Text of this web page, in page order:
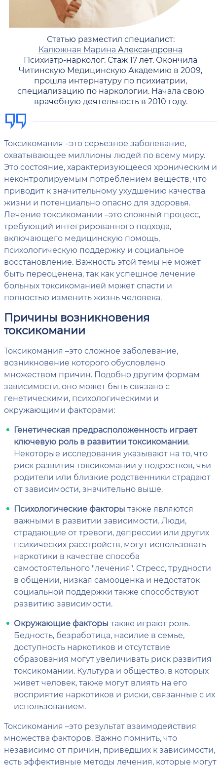
Статью разместил специалист:
Калюжная Марина Александровна
Психиатр-нарколог. Стаж 17 лет. Окончила
Читинскую Медицинскую Академию в 2009,
прошла интернатуру по психиатрии,
специализацию по наркологии. Начала свою
врачебную деятельность в 2010 году.
Токсикомания –это серьезное заболевание,
охватывающее миллионы людей по всему миру.
Это состояние, характеризующееся хроническим и
неконтролируемым потреблением веществ, что
приводит к значительному ухудшению качества
жизни и потенциально опасно для здоровья.
Лечение токсикомании –это сложный процесс,
требующий интегрированного подхода,
включающего медицинскую помощь,
психологическую поддержку и социальное
восстановление. Важность этой темы не может
быть переоценена, так как успешное лечение
больных токсикоманией может спасти и
полностью изменить жизнь человека.
Причины возникновения
токсикомании
Токсикомания –это сложное заболевание,
возникновение которого обусловлено
множеством причин. Подобно другим формам
зависимости, оно может быть связано с
генетическими, психологическими и
окружающими факторами:
Генетическая предрасположенность играет
ключевую роль в развитии токсикомании.
Некоторые исследования указывают на то, что
риск развития токсикомании у подростков, чьи
родители или близкие родственники страдают
от зависимости, значительно выше.
Психологические факторы также являются
важными в развитии зависимости. Люди,
страдающие от тревоги, депрессии или других
психических расстройств, могут использовать
наркотики в качестве способа
самостоятельного "лечения". Стресс, трудности
в общении, низкая самооценка и недостаток
социальной поддержки также способствуют
развитию зависимости.
Окружающие факторы также играют роль.
Бедность, безработица, насилие в семье,
доступность наркотиков и отсутствие
образования могут увеличивать риск развития
токсикомании. Культура и общество, в которых
живет человек, также могут влиять на его
восприятие наркотиков и риски, связанные с их
использованием.
Токсикомания –это результат взаимодействия
множества факторов. Важно помнить, что
независимо от причин, приведших к зависимости,
есть эффективные методы лечения, которые могут